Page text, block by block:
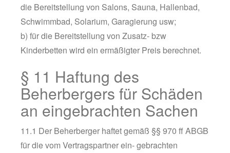
die Bereitstellung von Salons, Sauna, Hallenbad,
Schwimmbad, Solarium, Garagierung usw;
b) für die Bereitstellung von Zusatz- bzw
Kinderbetten wird ein ermäßigter Preis berechnet.
§ 11 Haftung des
Beherbergers für Schäden
an eingebrachten Sachen
11.1 Der Beherberger haftet gemäß §§ 970 ff ABGB
für die vom Vertragspartner ein- gebrachten